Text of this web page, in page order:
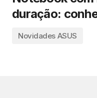
duração:
Novidades ASUS